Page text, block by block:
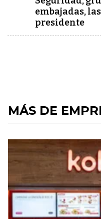
embajadas,
presidente
MÁS DE